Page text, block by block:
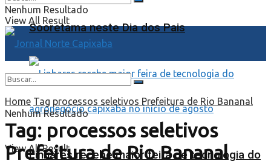
Sooretama neste Dia dos Pais
Linhares recebe maior feira de tecnologia do
Nenhum Resultado
View All Result
Nenhum Resultado
View All Result
Home Tag processos seletivos Prefeitura de Rio Bananal
Tag: processos seletivos
Prefeitura de Rio Bananal